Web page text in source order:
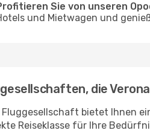
Sie von unseren
und Mietwagen und
die
bietet Ihnen
Reiseklasse für Ihre